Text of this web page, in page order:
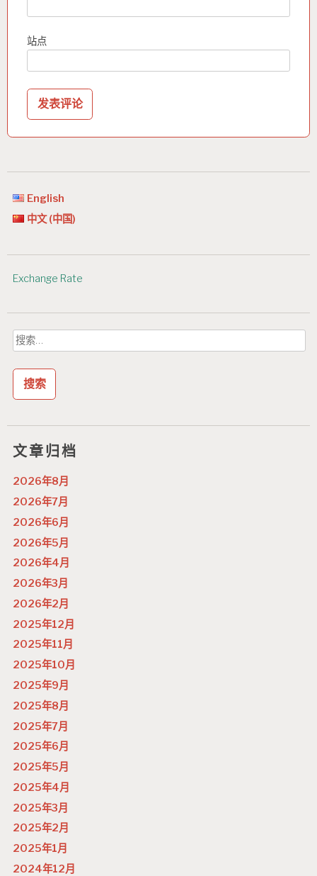
站点
English
中文 (中国)
Exchange Rate
搜
索：
文章归档
2026年8月
2026年7月
2026年6月
2026年5月
2026年4月
2026年3月
2026年2月
2025年12月
2025年11月
2025年10月
2025年9月
2025年8月
2025年7月
2025年6月
2025年5月
2025年4月
2025年3月
2025年2月
2025年1月
2024年12月